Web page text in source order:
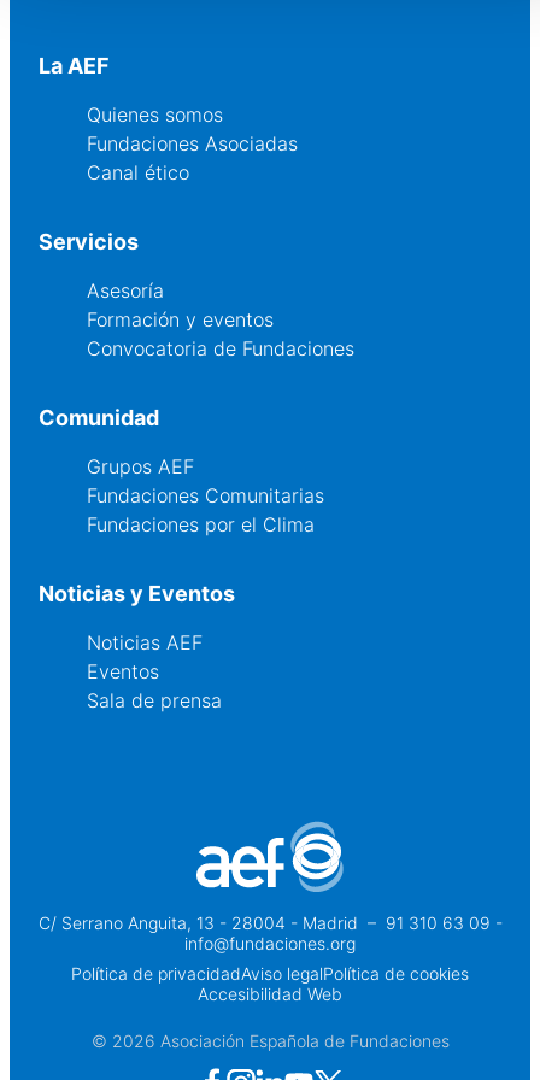
La AEF
Quienes somos
Fundaciones Asociadas
Canal ético
Servicios
Asesoría
Formación y eventos
Convocatoria de Fundaciones
Comunidad
Grupos AEF
Fundaciones Comunitarias
Fundaciones por el Clima
Noticias y Eventos
Noticias AEF
Eventos
Sala de prensa
C/ Serrano Anguita, 13 - 28004 - Madrid – 91 310 63 09 -
info@fundaciones.org
Política de privacidadAviso legalPolítica de cookies
Accesibilidad Web
© 2026 Asociación Española de Fundaciones